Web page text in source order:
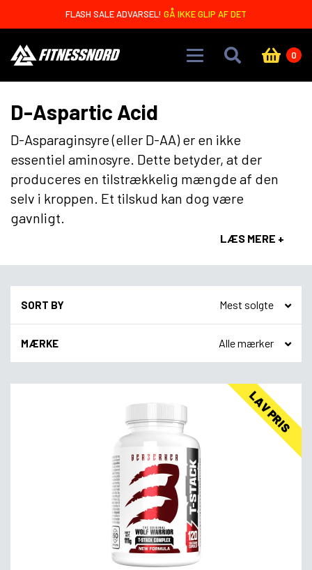
FLASH SALE ADVARSEL! GÅ IKKE GLIP AF DET
0
D-Aspartic Acid
D-Asparaginsyre (eller D-AA) er en ikke
essentiel aminosyre. Dette betyder, at der
produceres en tilstrækkelig mængde af den
selv i kroppen. Et tilskud kan dog være
gavnligt.
LÆS MERE +
SORT BY
MÆRKE
LAV PRIS